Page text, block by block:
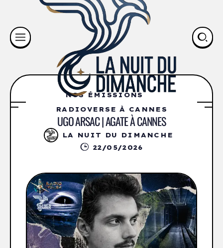
NOS ÉMISSIONS
RADIOVERSE À CANNES
UGO ARSAC | AGATE À CANNES
LA NUIT DU DIMANCHE
22/05/2026